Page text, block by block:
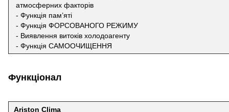
атмосферних факторів
- Функція пам’яті
- Функція ФОРСОВАНОГО РЕЖИМУ
- Виявлення витоків холодоагенту
- Функція САМООЧИЩЕННЯ
Функціонал
Ariston Clima